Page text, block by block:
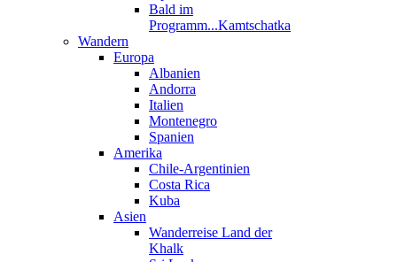
Bald im
Programm...Kamtschatka
Wandern
Europa
Albanien
Andorra
Italien
Montenegro
Spanien
Amerika
Chile-Argentinien
Costa Rica
Kuba
Asien
Wanderreise Land der
Khalk